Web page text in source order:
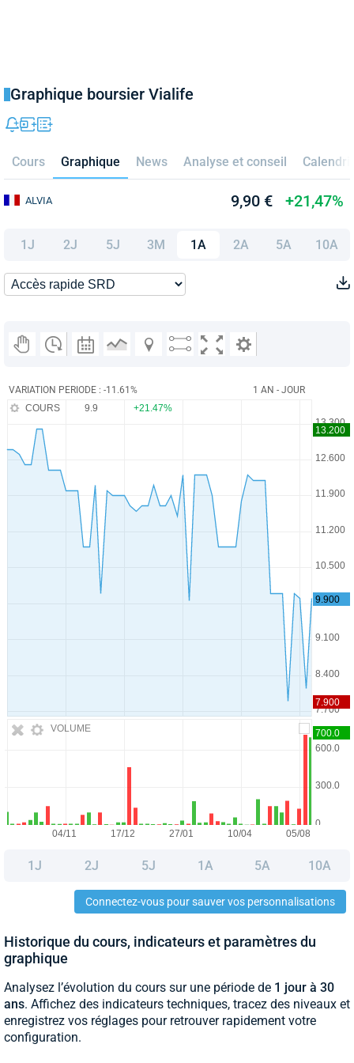
Graphique boursier Vialife
Cours Graphique News Analyse et conseil
ALVIA 9,90 € +21,47%
1J 2J 5J 3M 1A 2A 5A 10A
VARIATION PERIODE : -11.61% 1 AN - JOUR
VOLUME
COURS 9.9 +21.47%
1J 2J 5J 1A 5A 10A
Connectez-vous pour sauver vos personnalisations
Historique du cours, indicateurs et paramètres du
graphique
Analysez l’évolution du cours sur une période de 1 jour à 30
ans. Affichez des indicateurs techniques, tracez des niveaux et
enregistrez vos réglages pour retrouver rapidement votre
configuration.